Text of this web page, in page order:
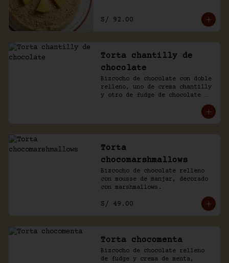
S/ 92.00
Torta chantilly de
chocolate
Bizcocho de chocolate con doble
relleno, uno de crema chantilly
y otro de fudge de chocolate
Torta
chocomarshmallows
Bizcocho de chocolate relleno
con mousse de manjar, decorado
con marshmallows.
S/ 49.00
Torta chocomenta
Bizcocho de chocolate relleno
de fudge y crema de menta,